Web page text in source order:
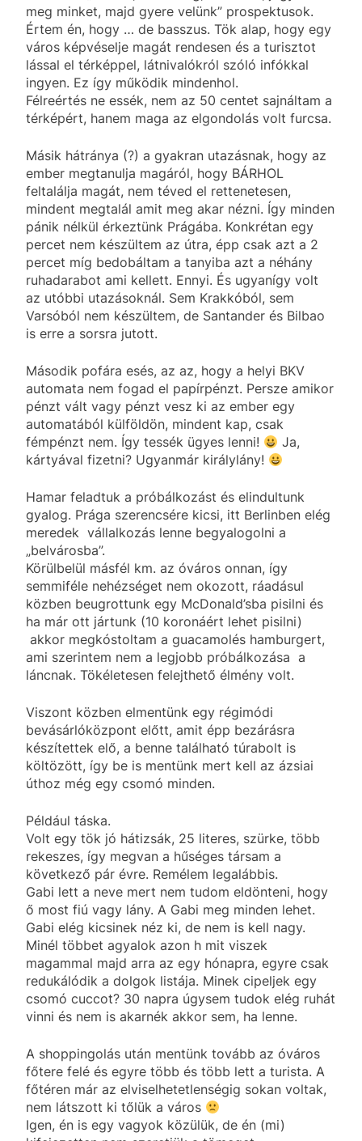
meg minket, majd gyere velünk” prospektusok.
Értem én, hogy … de basszus. Tök alap, hogy egy
város képvéselje magát rendesen és a turisztot
lással el térképpel, látnivalókról szóló infókkal
ingyen. Ez így működik mindenhol.
Félreértés ne essék, nem az 50 centet sajnáltam a
térképért, hanem maga az elgondolás volt furcsa.
Másik hátránya (?) a gyakran utazásnak, hogy az
ember megtanulja magáról, hogy BÁRHOL
feltalálja magát, nem téved el rettenetesen,
mindent megtalál amit meg akar nézni. Így minden
pánik nélkül érkeztünk Prágába. Konkrétan egy
percet nem készültem az útra, épp csak azt a 2
percet míg bedobáltam a tanyiba azt a néhány
ruhadarabot ami kellett. Ennyi. És ugyanígy volt
az utóbbi utazásoknál. Sem Krakkóból, sem
Varsóból nem készültem, de Santander és Bilbao
is erre a sorsra jutott.
Második pofára esés, az az, hogy a helyi BKV
automata nem fogad el papírpénzt. Persze amikor
pénzt vált vagy pénzt vesz ki az ember egy
automatából külföldön, mindent kap, csak
fémpénzt nem. Így tessék ügyes lenni!
Ja,
kártyával fizetni? Ugyanmár királylány!
Hamar feladtuk a próbálkozást és elindultunk
gyalog. Prága szerencsére kicsi, itt Berlinben elég
meredek vállalkozás lenne begyalogolni a
„belvárosba”.
Körülbelül másfél km. az óváros onnan, így
semmiféle nehézséget nem okozott, ráadásul
közben beugrottunk egy McDonald’sba pisilni és
ha már ott jártunk (10 koronáért lehet pisilni)
akkor megkóstoltam a guacamolés hamburgert,
ami szerintem nem a legjobb próbálkozása a
láncnak. Tökéletesen felejthető élmény volt.
Viszont közben elmentünk egy régimódi
bevásárlóközpont előtt, amit épp bezárásra
készítettek elő, a benne található túrabolt is
költözött, így be is mentünk mert kell az ázsiai
úthoz még egy csomó minden.
Például táska.
Volt egy tök jó hátizsák, 25 literes, szürke, több
rekeszes, így megvan a hűséges társam a
következő pár évre. Remélem legalábbis.
Gabi lett a neve mert nem tudom eldönteni, hogy
ő most fiú vagy lány. A Gabi meg minden lehet.
Gabi elég kicsinek néz ki, de nem is kell nagy.
Minél többet agyalok azon h mit viszek
magammal majd arra az egy hónapra, egyre csak
redukálódik a dolgok listája. Minek cipeljek egy
csomó cuccot? 30 napra úgysem tudok elég ruhát
vinni és nem is akarnék akkor sem, ha lenne.
A shoppingolás után mentünk tovább az óváros
főtere felé és egyre több és több lett a turista. A
főtéren már az elviselhetetlenségig sokan voltak,
nem látszott ki tőlük a város
Igen, én is egy vagyok közülük, de én (mi)